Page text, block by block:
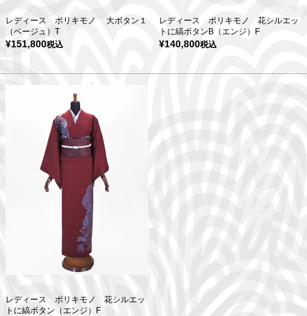
レディース ポリキモノ 大ボタン１
（ベージュ）T
¥151,800税込
レディース ポリキモノ 花シルエッ
トに縞ボタンB（エンジ）F
¥140,800税込
レディース ポリキモノ 花シルエッ
トに縞ボタン（エンジ）F